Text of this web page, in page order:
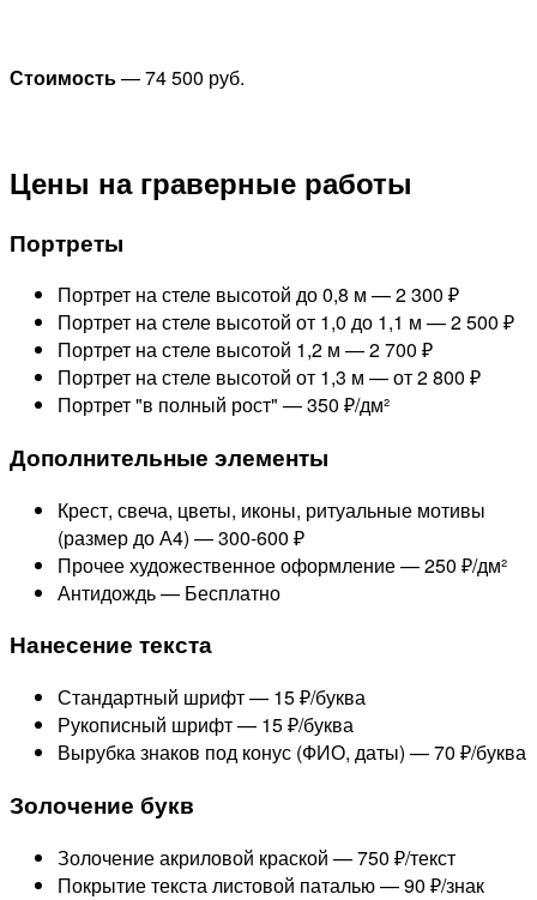
Стоимость—74 500 руб.
Цены на граверные работы
Портреты
Портрет на стеле высотой до 0,8 м —2 300 ₽
Портрет на стеле высотой от 1,0 до 1,1 м —2 500 ₽
Портрет на стеле высотой 1,2 м —2 700 ₽
Портрет на стеле высотой от 1,3 м —от 2 800 ₽
Портрет "в полный рост" —350 ₽/дм²
Дополнительные элементы
Крест, свеча, цветы, иконы, ритуальные мотивы
(размер до А4) —300-600 ₽
Прочее художественное оформление —250 ₽/дм²
Антидождь — Бесплатно
Нанесение текста
Стандартный шрифт — 15 ₽/буква
Рукописный шрифт — 15 ₽/буква
Вырубка знаков под конус (ФИО, даты) —70 ₽/буква
Золочение букв
Золочение акриловой краской —750 ₽/текст
Покрытие текста листовой паталью —90 ₽/знак